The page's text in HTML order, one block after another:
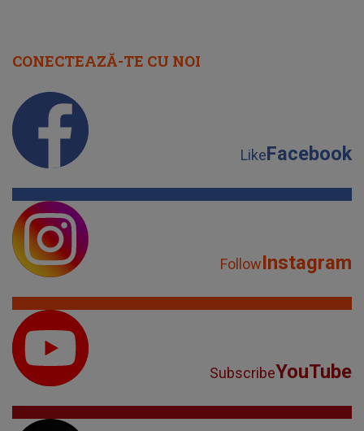
CONECTEAZĂ-TE CU NOI
LikeFacebook
FollowInstagram
SubscribeYouTube